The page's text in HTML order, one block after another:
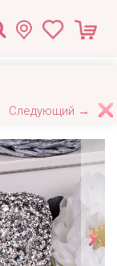
Следующий →